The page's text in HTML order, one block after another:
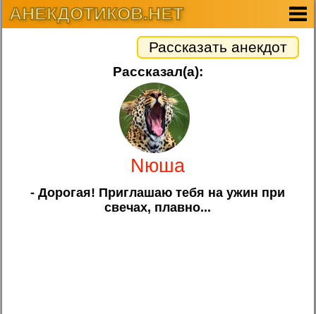
АНЕКДОТИКОВ.НЕТ
Рассказать анекдот
Рассказал(а):
Nюша
- Дорогая! Приглашаю тебя на ужин при
свечах, плавно...